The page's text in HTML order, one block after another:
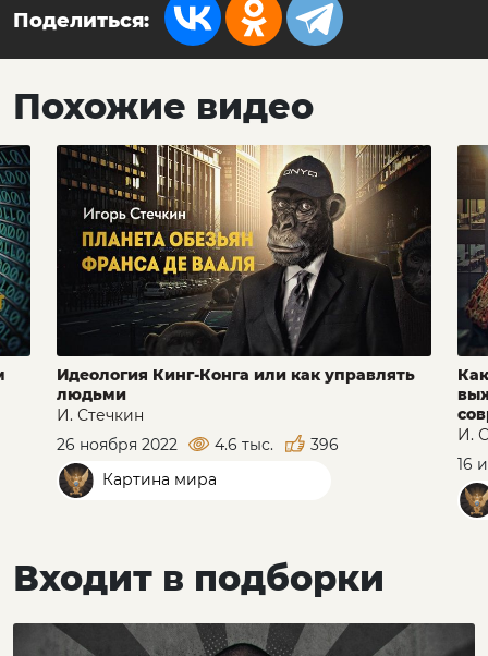
Поделиться:
Похожие видео
Идеология Кинг-Конга или как управлять
людьми
И. Стечкин
26 ноября 2022
4.6 тыс.
396
Картина мира
И.
16
Входит в подборки